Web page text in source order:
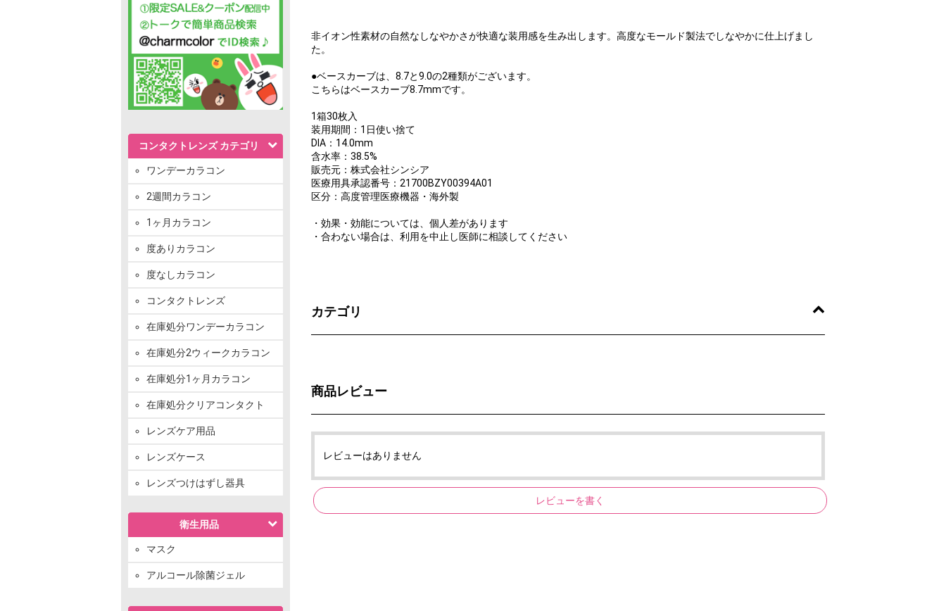
コンタクトレンズ カテゴリ
ワンデーカラコン
2週間カラコン
1ヶ月カラコン
度ありカラコン
度なしカラコン
コンタクトレンズ
在庫処分ワンデーカラコン
在庫処分2ウィークカラコン
在庫処分1ヶ月カラコン
在庫処分クリアコンタクト
レンズケア用品
レンズケース
レンズつけはずし器具
衛生用品
マスク
アルコール除菌ジェル
非イオン性素材の自然なしなやかさが快適な装用感を生み出します。高度なモールド製法でしなやかに仕上げまし
た。
●ベースカーブは、8.7と9.0の2種類がございます。
こちらはベースカーブ8.7mmです。
1箱30枚入
装用期間：1日使い捨て
DIA：14.0mm
含水率：38.5%
販売元：株式会社シンシア
医療用具承認番号：21700BZY00394A01
区分：高度管理医療機器・海外製
・効果・効能については、個人差があります
・合わない場合は、利用を中止し医師に相談してください
カテゴリ
商品レビュー
レビューはありません
レビューを書く